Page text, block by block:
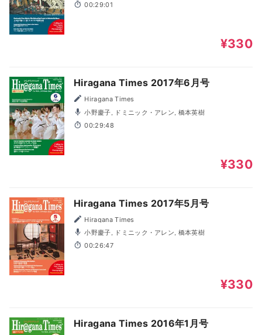
00:29:01
¥330
Hiragana Times 2017年6月号
Hiragana Times
小野慶子, ドミニック・アレン, 橋本英樹
00:29:48
¥330
Hiragana Times 2017年5月号
Hiragana Times
小野慶子, ドミニック・アレン, 橋本英樹
00:26:47
¥330
Hiragana Times 2016年1月号